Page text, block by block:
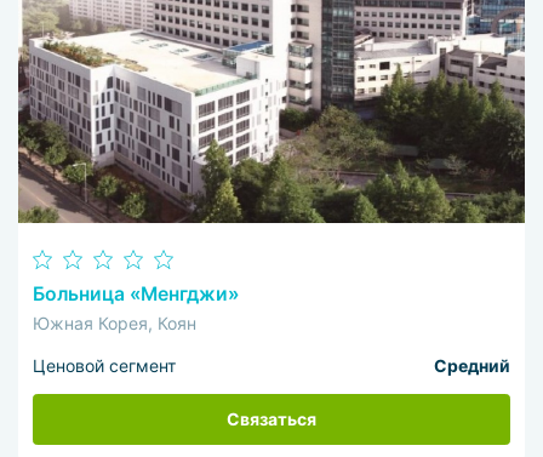
стентирование. Для расширения артерии
используется стент.
Больница «Менгджи»
Южная Корея, Коян
Ценовой сегмент Средний
Связаться